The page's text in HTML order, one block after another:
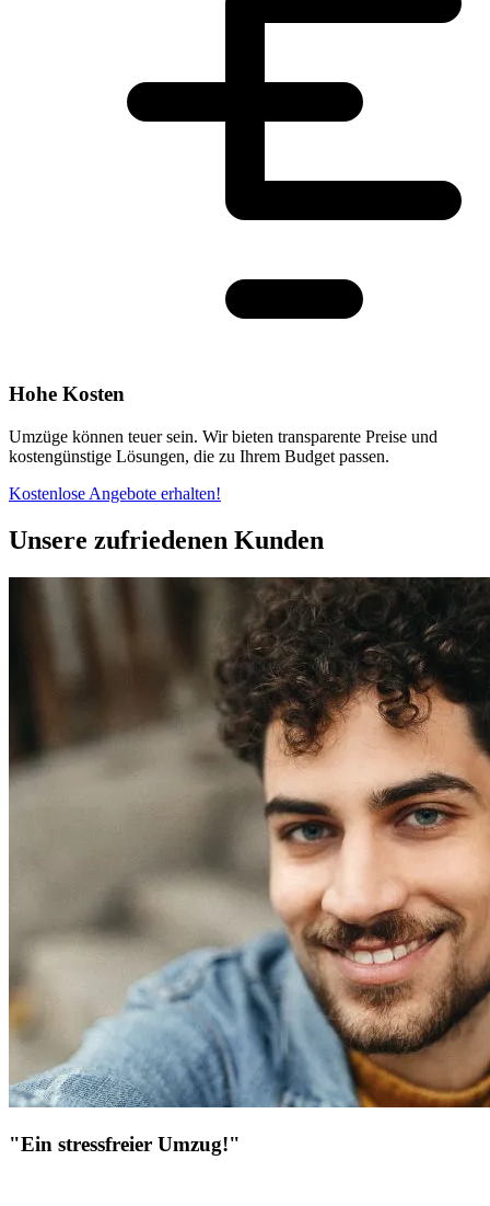
Hohe Kosten
Umzüge können teuer sein. Wir bieten transparente Preise und
kostengünstige Lösungen, die zu Ihrem Budget passen.
Kostenlose Angebote erhalten!
Unsere zufriedenen Kunden
"Ein stressfreier Umzug!"